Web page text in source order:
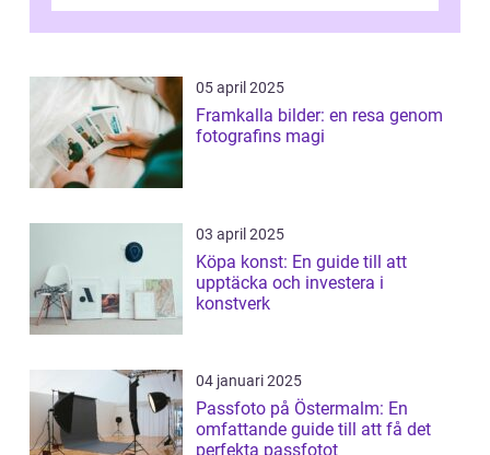
05 april 2025
Framkalla bilder: en resa genom
fotografins magi
03 april 2025
Köpa konst: En guide till att
upptäcka och investera i
konstverk
04 januari 2025
Passfoto på Östermalm: En
omfattande guide till att få det
perfekta passfotot